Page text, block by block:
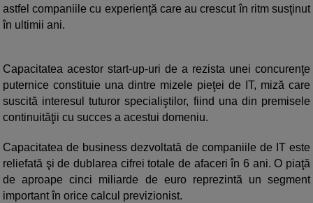
astfel companiile cu experienţă care au crescut în ritm susţinut
în ultimii ani.
Capacitatea acestor start-up-uri de a rezista unei concurenţe
puternice constituie una dintre mizele pieţei de IT, miză care
suscită interesul tuturor specialiştilor, fiind una din premisele
continuităţii cu succes a acestui domeniu.
Capacitatea de business dezvoltată de companiile de IT este
reliefată şi de dublarea cifrei totale de afaceri în 6 ani. O piaţă
de aproape cinci miliarde de euro reprezintă un segment
important în orice calcul previzionist.